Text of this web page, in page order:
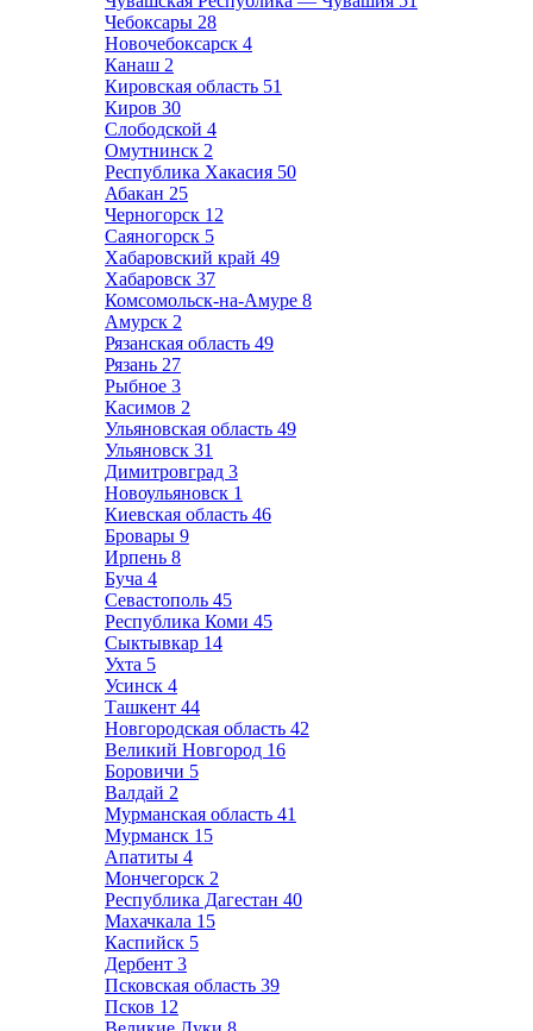
Чебоксары 28
Новочебоксарск 4
Канаш 2
Кировская область 51
Киров 30
Слободской 4
Омутнинск 2
Республика Хакасия 50
Абакан 25
Черногорск 12
Саяногорск 5
Хабаровский край 49
Хабаровск 37
Комсомольск-на-Амуре 8
Амурск 2
Рязанская область 49
Рязань 27
Рыбное 3
Касимов 2
Ульяновская область 49
Ульяновск 31
Димитровград 3
Новоульяновск 1
Киевская область 46
Бровары 9
Ирпень 8
Буча 4
Севастополь 45
Республика Коми 45
Сыктывкар 14
Ухта 5
Усинск 4
Ташкент 44
Новгородская область 42
Великий Новгород 16
Боровичи 5
Валдай 2
Мурманская область 41
Мурманск 15
Апатиты 4
Мончегорск 2
Республика Дагестан 40
Махачкала 15
Каспийск 5
Дербент 3
Псковская область 39
Псков 12